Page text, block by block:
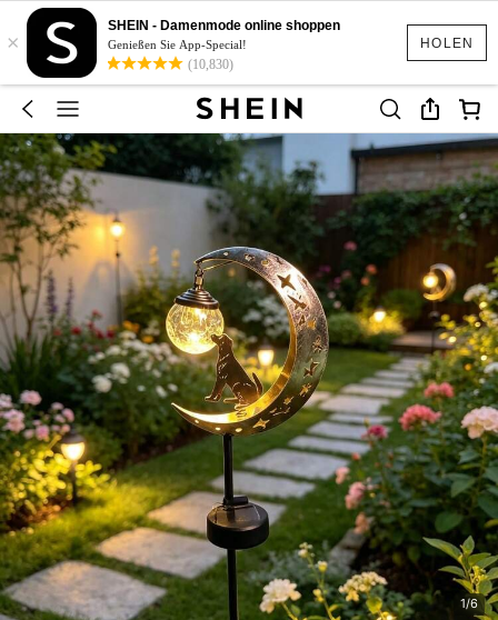
HOLEN
×
SHEIN - Damenmode online shoppen
Genießen Sie App-Special!
(10,830)
1/6